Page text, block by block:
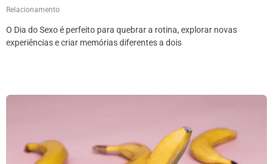
Relacionamento
O Dia do Sexo é perfeito para quebrar a rotina, explorar novas
experiências e criar memórias diferentes a dois